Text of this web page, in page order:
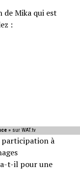
Mika qui est
:
» sur WAT.tv
participation à
t-il pour une